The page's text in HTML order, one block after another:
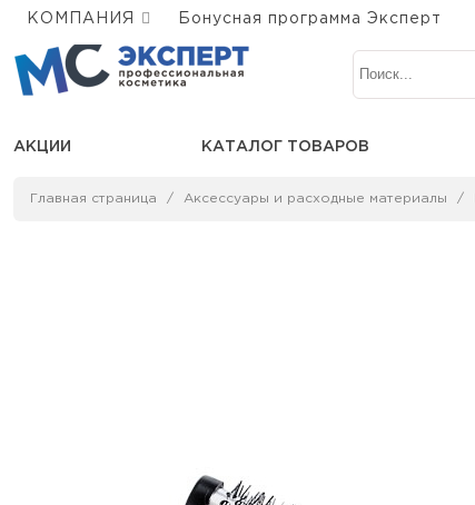
КОМПАНИЯ Бонусная программа Эксперт
АКЦИИ КАТАЛОГ ТОВАРОВ
Главная страница Аксессуары и расходные материалы